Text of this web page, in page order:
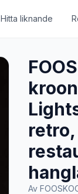
Hitta liknande
Av